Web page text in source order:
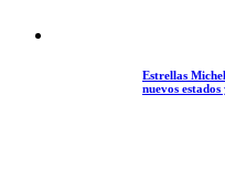
Estrellas
nuevos